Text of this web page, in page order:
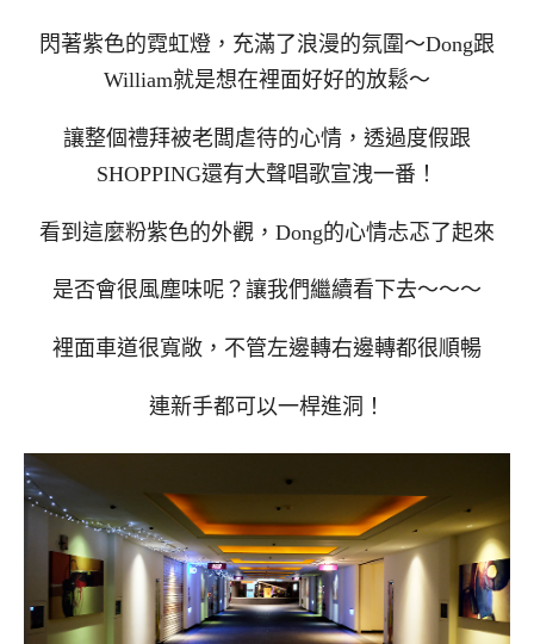
閃著紫色的霓虹燈，充滿了浪漫的氛圍～Dong跟
William就是想在裡面好好的放鬆～
讓整個禮拜被老闆虐待的心情，透過度假跟
SHOPPING還有大聲唱歌宣洩一番！
看到這麼粉紫色的外觀，Dong的心情忐忑了起來
是否會很風塵味呢？讓我們繼續看下去～～～
裡面車道很寬敞，不管左邊轉右邊轉都很順暢
連新手都可以一桿進洞！